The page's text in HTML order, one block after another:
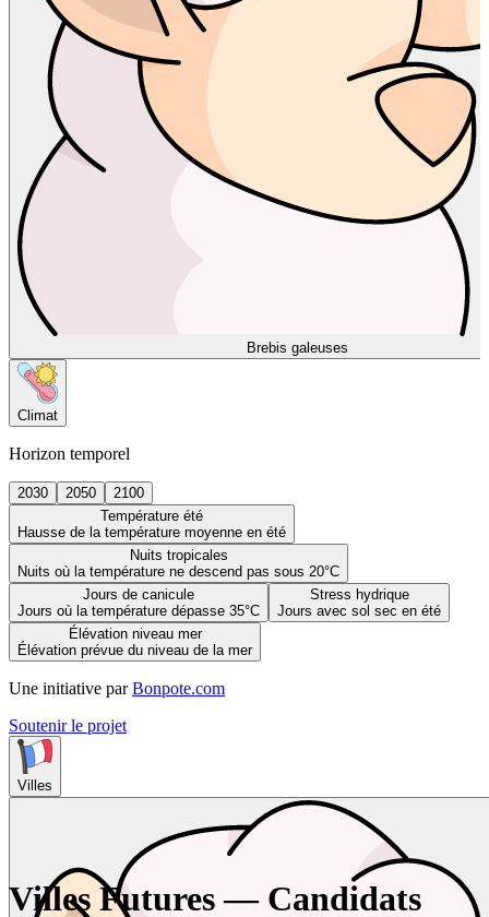
Brebis galeuses
Climat
Horizon temporel
2030 2050
2100
Température été
Hausse de la température moyenne en été
Nuits tropicales
Nuits où la température ne descend pas sous 20°C
Jours de canicule
Jours où la température dépasse 35°C
Stress hydrique
Jours avec sol sec en été
Élévation niveau mer
Élévation prévue du niveau de la mer
Une initiative par Bonpote.com
Soutenir le projet
Villes
Villes Futures — Candidats